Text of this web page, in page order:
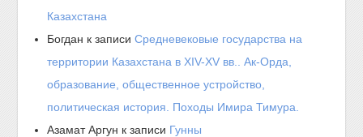
Казахстана
Богдан к записиСредневековые государства на
территории Казахстана в XIV-XV вв.. Ак-Орда,
образование, общественное устройство,
политическая история. Походы Имира Тимура.
Азамат Аргун к записи Гунны